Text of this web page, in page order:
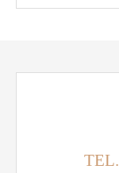
TEL.